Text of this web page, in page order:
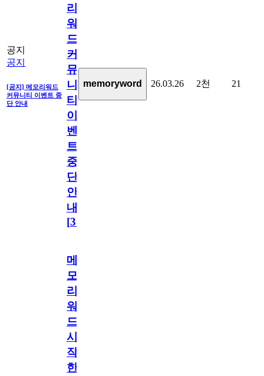
공지
공지
[공지] 메모리워드
커뮤니티 이벤트 중
단 안내
리
워
드
커
뮤
니
티
이
벤
트
중
단
안
내
[31
memoryword 26.03.26 2천 21
메
모
리
워
드
시
작
한